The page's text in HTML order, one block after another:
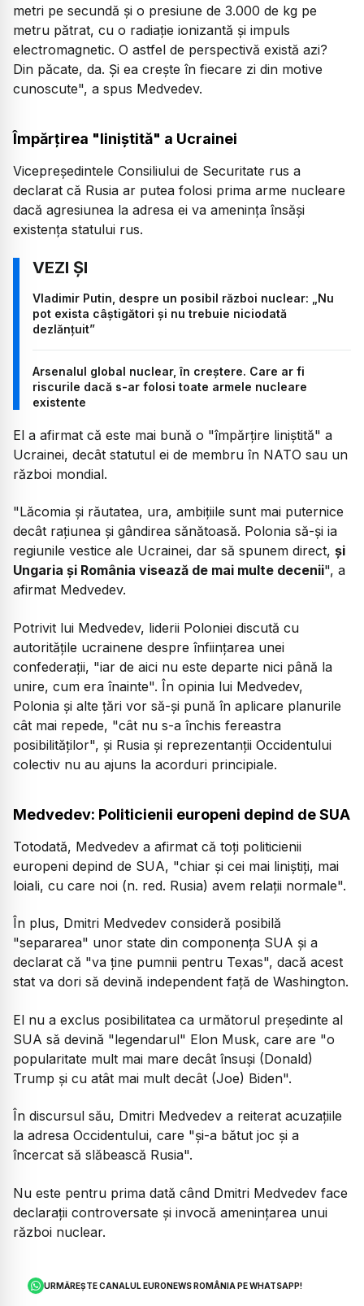
metri pe secundă şi o presiune de 3.000 de kg pe
metru pătrat, cu o radiaţie ionizantă şi impuls
electromagnetic. O astfel de perspectivă există azi?
Din păcate, da. Şi ea creşte în fiecare zi din motive
cunoscute", a spus Medvedev.
Împărțirea "liniștită" a Ucrainei
Vicepreşedintele Consiliului de Securitate rus a
declarat că Rusia ar putea folosi prima arme nucleare
dacă agresiunea la adresa ei va ameninţa însăşi
existenţa statului rus.
Vladimir Putin, despre un posibil război nuclear: „Nu
pot exista câștigători și nu trebuie niciodată
dezlănţuit”
Arsenalul global nuclear, în creștere. Care ar fi
riscurile dacă s-ar folosi toate armele nucleare
existente
El a afirmat că este mai bună o "împărţire liniştită" a
Ucrainei, decât statutul ei de membru în NATO sau un
război mondial.
"Lăcomia şi răutatea, ura, ambiţiile sunt mai puternice
decât raţiunea şi gândirea sănătoasă. Polonia să-şi ia
regiunile vestice ale Ucrainei, dar să spunem direct, şi
Ungaria şi România visează de mai multe decenii", a
afirmat Medvedev.
Potrivit lui Medvedev, liderii Poloniei discută cu
autorităţile ucrainene despre înfiinţarea unei
confederaţii, "iar de aici nu este departe nici până la
unire, cum era înainte". În opinia lui Medvedev,
Polonia şi alte ţări vor să-şi pună în aplicare planurile
cât mai repede, "cât nu s-a închis fereastra
posibilităţilor", şi Rusia şi reprezentanţii Occidentului
colectiv nu au ajuns la acorduri principiale.
Medvedev: Politicienii europeni depind de SUA
Totodată, Medvedev a afirmat că toţi politicienii
europeni depind de SUA, "chiar şi cei mai liniştiţi, mai
loiali, cu care noi (n. red. Rusia) avem relaţii normale".
În plus, Dmitri Medvedev consideră posibilă
"separarea" unor state din componenţa SUA şi a
declarat că "va ţine pumnii pentru Texas", dacă acest
stat va dori să devină independent faţă de Washington.
El nu a exclus posibilitatea ca următorul preşedinte al
SUA să devină "legendarul" Elon Musk, care are "o
popularitate mult mai mare decât însuşi (Donald)
Trump şi cu atât mai mult decât (Joe) Biden".
În discursul său, Dmitri Medvedev a reiterat acuzaţiile
la adresa Occidentului, care "şi-a bătut joc şi a
încercat să slăbească Rusia".
Nu este pentru prima dată când Dmitri Medvedev face
declaraţii controversate şi invocă ameninţarea unui
război nuclear.
URMĂREȘTE CANALUL EURONEWS ROMÂNIA PE WHATSAPP!